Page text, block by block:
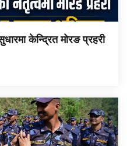
केन्द्रित मोरङ प्रहरी